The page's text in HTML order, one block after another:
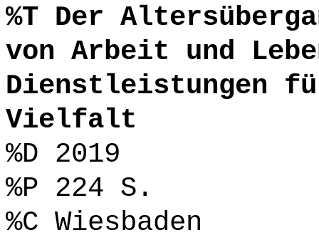
%T Der
von Arbeit und
Dienstleistungen
Vielfalt
%D 2019
%P 224 S.
%C Wiesbaden